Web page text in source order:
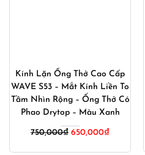
Kính Lặn Ống Thở Cao Cấp
WAVE S53 – Mắt Kính Liền To
Tầm Nhìn Rộng – Ống Thở Có
Phao Drytop – Màu Xanh
750,000₫ Giá
650,000₫Giá